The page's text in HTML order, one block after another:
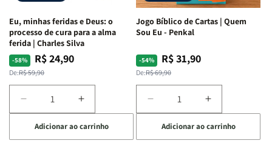
Espirituais
|
Estela
Espirituais
|
Eu, minhas feridas e Deus: o
processo de cura para a alma
ferida | Charles Silva
-58%
Preço
normal
De:R$ 59,90
Preço
promocional
R$ 24,90
Diminuir
a
quantidade
de
Aumentar
a
quantidade
de
Adicionar ao carrinho
Jogo Bíblico de Cartas | Quem
Sou Eu - Penkal
-54%
Preço
normal
De:R$ 69,90
Preço
promocional
R$ 31,90
Diminuir
a
quantidade
de
Aumentar
a
quantidade
de
Adicionar ao carrinho